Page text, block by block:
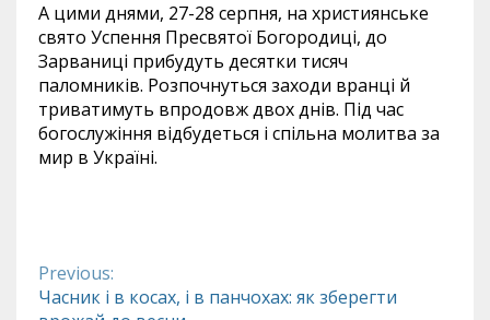
А цими днями, 27-28 серпня, на християнське
свято Успення Пресвятої Богородиці, до
Зарваниці прибудуть десятки тисяч
паломників. Розпочнуться заходи вранці й
триватимуть впродовж двох днів. Під час
богослужіння відбудеться і спільна молитва за
мир в Україні.
Continue
Previous:
Часник і в косах, і в панчохах: як зберегти